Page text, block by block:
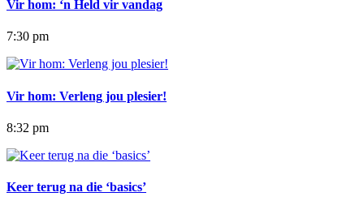
Vir hom: ‘n Held vir vandag
7:30 pm
Vir hom: Verleng jou plesier!
8:32 pm
Keer terug na die ‘basics’